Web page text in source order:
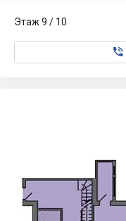
Этаж 9 / 10
